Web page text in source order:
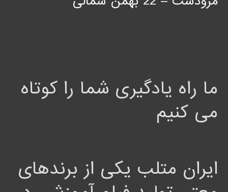
ما راه یادگیری شما را کوتاه
می کنیم
ایران متلب یکی از برندهای